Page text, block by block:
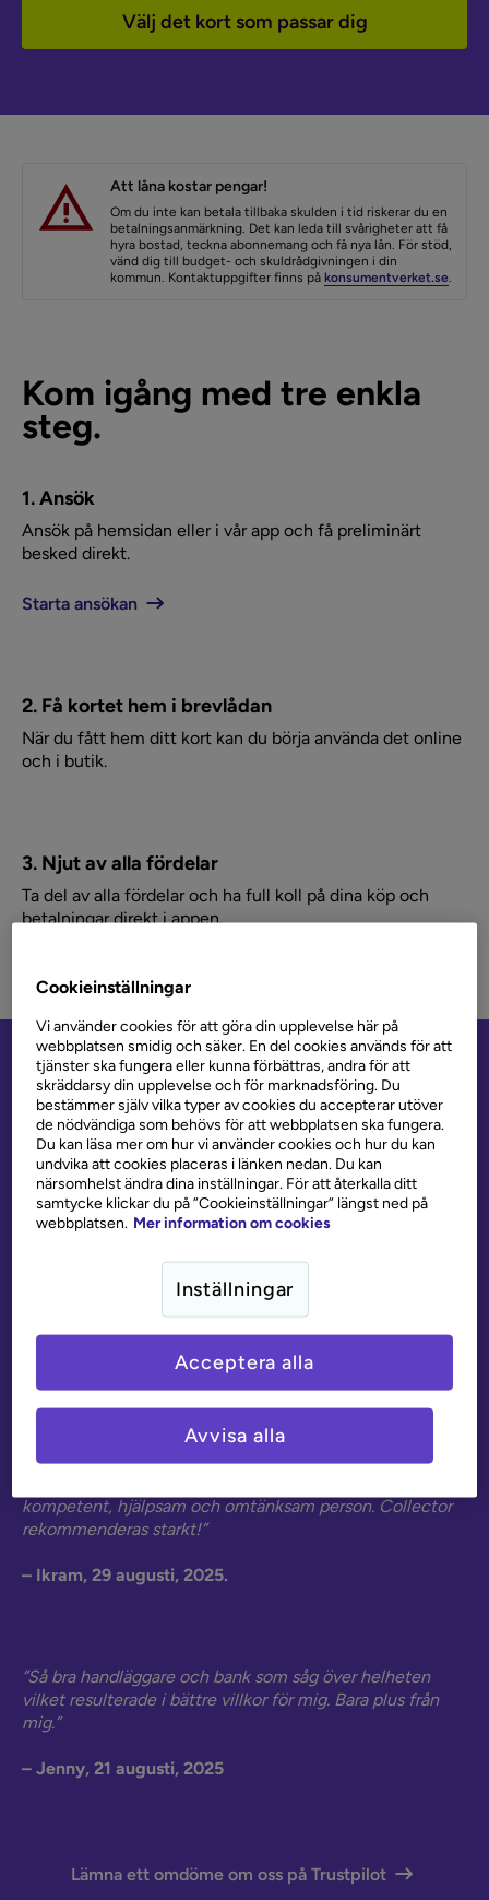
Välj det kort som passar dig
Att låna kostar pengar!
Om du inte kan betala tillbaka skulden i tid riskerar du en
betalningsanmärkning. Det kan leda till svårigheter att få
hyra bostad, teckna abonnemang och få nya lån. För stöd,
vänd dig till budget- och skuldrådgivningen i din
kommun. Kontaktuppgifter finns på konsumentverket.se
Kom igång med tre enkla
steg.
1. Ansök
Ansök på hemsidan eller i vår app och få preliminärt
besked direkt.
Starta ansökan
2. Få kortet hem i brevlådan
När du fått hem ditt kort kan du börja använda det online
och i butik.
3. Njut av alla fördelar
Ta del av alla fördelar och ha full koll på dina köp och
betalningar direkt i appen.
Vi står på kundens sida, och det märks
4,5 av 5 baserat på
2 600+ omdömen
”Allt gick supersnabbt från ansökan till beviljat. Seriösa
och noggranna, kontakt under hela processen och svar
snabbt på mina frågor. Mycket nöjd.”
– Angelica, 9 september, 2025
”Stor tack till hela teamet och speciellt Albert på
kompetent, hjälpsam och omtänksam person. Collector
rekommenderas starkt!”
– Ikram, 29 augusti, 2025.
”Så bra handläggare och bank som såg över helheten
vilket resulterade i bättre villkor för mig. Bara plus från
mig.”
– Jenny, 21 augusti, 2025
Lämna ett omdöme om oss på Trustpilot
Cookieinställningar
Vi använder cookies för att göra din upplevelse här på
webbplatsen smidig och säker. En del cookies används för att
tjänster ska fungera eller kunna förbättras, andra för att
skräddarsy din upplevelse och för marknadsföring. Du
bestämmer själv vilka typer av cookies du accepterar utöver
de nödvändiga som behövs för att webbplatsen ska fungera.
Du kan läsa mer om hur vi använder cookies och hur du kan
undvika att cookies placeras i länken nedan. Du kan
närsomhelst ändra dina inställningar. För att återkalla ditt
samtycke klickar du på ”Cookieinställningar” längst ned på
webbplatsen. Mer information om cookies
Inställningar
Avvisa alla
Acceptera alla